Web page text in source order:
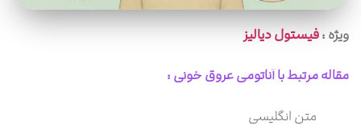
ویژه :فیستول دیالیز
مقاله مرتبط با آناتومی عروق خونی :
متن انگلیسی